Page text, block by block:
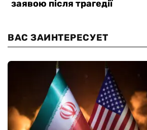
ВАС ЗАИНТЕРЕСУЕТ